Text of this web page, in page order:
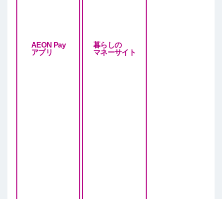
AEON Pay
アプリ
暮らしの
マネーサイト